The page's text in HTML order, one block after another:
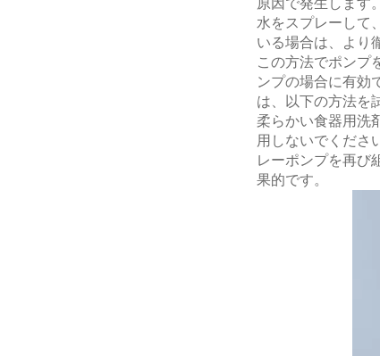
水をスプレーして
いる場合は、より
この方法でポンプ
ンプの場合に有効
は、以下の方法を
柔らかい食器用洗
用しないでくださ
レーポンプを再び
果的です。